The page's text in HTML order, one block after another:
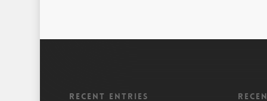
Recent entries